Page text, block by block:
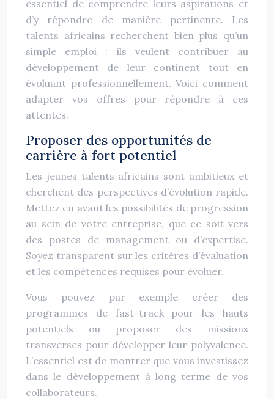
essentiel de comprendre leurs aspirations et
d’y répondre de manière pertinente. Les
talents africains recherchent bien plus qu’un
simple emploi : ils veulent contribuer au
développement de leur continent tout en
évoluant professionnellement. Voici comment
adapter vos offres pour répondre à ces
attentes.
Proposer des opportunités de
carrière à fort potentiel
Les jeunes talents africains sont ambitieux et
cherchent des perspectives d’évolution rapide.
Mettez en avant les possibilités de progression
au sein de votre entreprise, que ce soit vers
des postes de management ou d’expertise.
Soyez transparent sur les critères d’évaluation
et les compétences requises pour évoluer.
Vous pouvez par exemple créer des
programmes de fast-track pour les hauts
potentiels ou proposer des missions
transverses pour développer leur polyvalence.
L’essentiel est de montrer que vous investissez
dans le développement à long terme de vos
collaborateurs.